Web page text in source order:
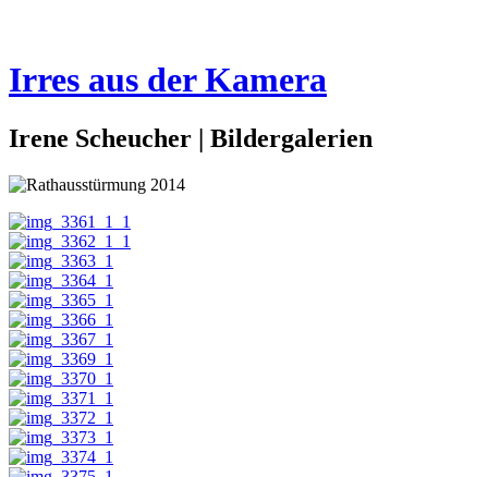
Irres aus der Kamera
Irene Scheucher | Bildergalerien